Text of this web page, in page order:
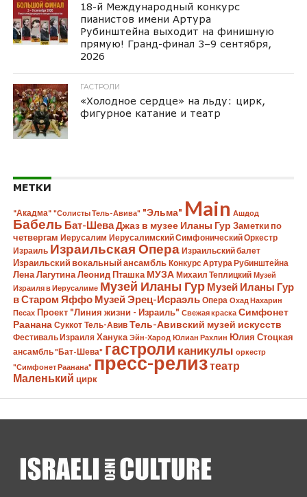
18-й Международный конкурс
пианистов имени Артура
Рубинштейна выходит на финишную
прямую! Гранд-финал 3–9 сентября,
2026
ГАСТРОЛИ
«Холодное сердце» на льду: цирк,
фигурное катание и театр
МЕТКИ
"Акадма" "Солисты Тель-Авива" "Эльма" Main Ашдод
Бабель Бат-ШеваДжаз в музее Иланы Гур Заметки по
четвергам Иерусалим Иерусалимский Симфонический Оркестр
Израиль Израильская Опера Израильский балет
Израильский вокальный ансамбль Конкурс Артура Рубинштейна
Лена Лагутина Леонид Пташка МУЗА Михаил Теплицкий Музей
Израиля в Иерусалиме Музей Иланы Гур Музей Иланы Гур
в Старом Яффо Музей Эрец-Исраэль Опера Охад Нахарин
Песах Проект "Линия жизни - Израиль" Свежая краска Симфонет
Раанана Суккот Тель-Авив Тель-Авивский музей искусств
Фестиваль Израиля Ханука Эйн-Харод Юлиан Рахлин Юлия Стоцкая
ансамбль "Бат-Шева" гастроли каникулы оркестр
"Симфонет Раанана" пресс-релизтеатр
Маленький цирк